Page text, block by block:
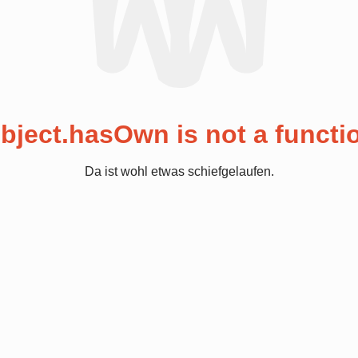
is not a
Da ist wohl etwas schiefgelaufen.